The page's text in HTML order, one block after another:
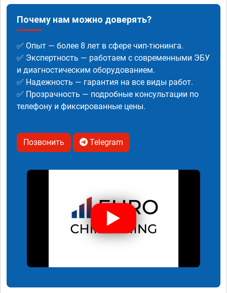
Почему нам можно доверять?
✅ Опыт — более 8 лет в сфере чип-тюнинга.
✅ Экспертность — работаем с современными ЭБУ
и диагностическим оборудованием.
✅ Надежность — гарантия на все виды работ.
✅ Прозрачность — подробные консультации по
телефону и фиксированные цены.
Позвонить Telegram